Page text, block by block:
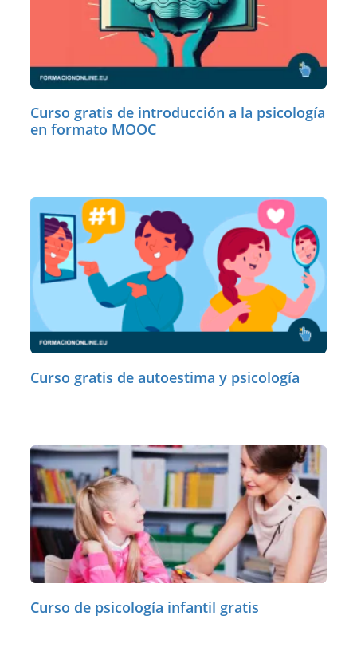
Curso gratis de introducción a la psicología
en formato MOOC
Curso gratis de autoestima y psicología
Curso de psicología infantil gratis